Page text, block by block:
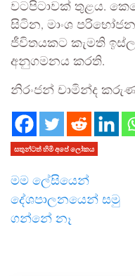
වටපිටාවක් තුළය.
සිටින, මාංශ
ජීවිතයකට කැමති
අනුගමනය කරති.
නිරංජන් චාමින්ද
සතුන්ටත් හිමි අපේ ලෝකය
මම ලේසියෙන්
දේශපාලනයෙන් සමු
ගන්නේ නෑ